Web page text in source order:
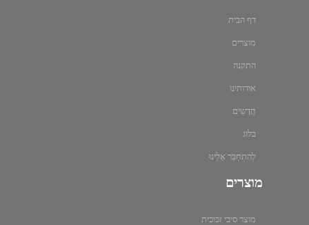
דף הבית
מוצרים
התקנה
אודותינו
חֲדָשִים
בלוג
לְהִתְחַבֵּר אֵלֵינוּ
מוצרים
מוצר סיבי זכוכית